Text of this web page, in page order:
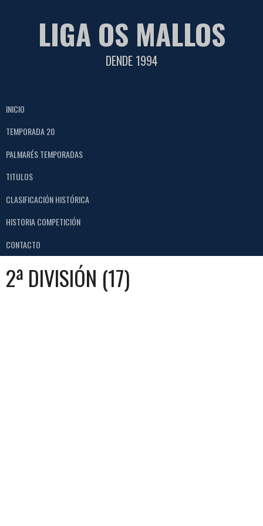
LIGA OS MALLOS
DENDE 1994
INICIO
TEMPORADA 20
PALMARÉS TEMPORADAS
TITULOS
CLASIFICACIÓN HISTÓRICA
HISTORIA COMPETICIÓN
CONTACTO
2ª DIVISIÓN (17)